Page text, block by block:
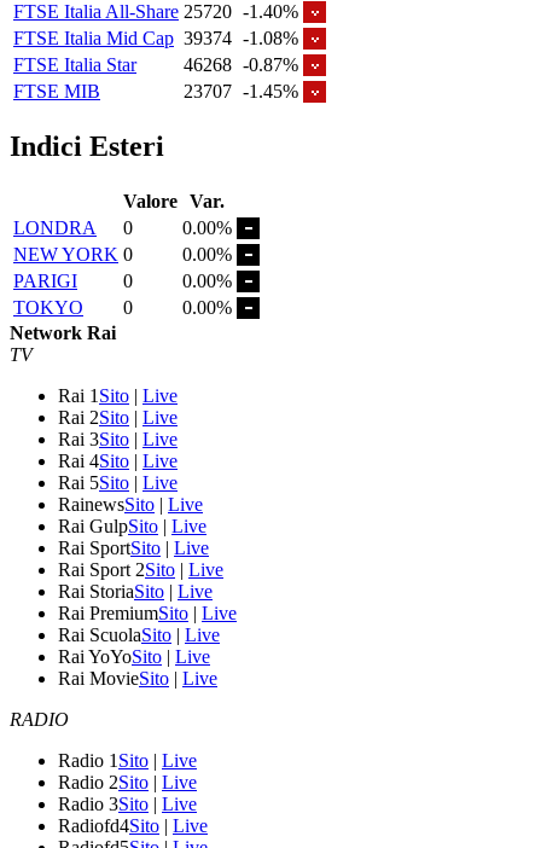
FTSE Italia All-Share 25720 -1.40%
FTSE Italia Mid Cap 39374 -1.08%
FTSE Italia Star
46268 -0.87%
FTSE MIB
23707 -1.45%
Indici Esteri
Valore Var.
LONDRA
0
0.00%
NEW YORK 0
0.00%
PARIGI
0
0.00%
TOKYO
0
0.00%
Network Rai
TV
Rai 1 Sito | Live
Rai 2Sito | Live
Rai 3Sito | Live
Rai 4Sito | Live
Rai 5Sito | Live
RainewsSito | Live
Rai GulpSito | Live
Rai SportSito | Live
Rai Sport 2Sito | Live
Rai StoriaSito | Live
Rai PremiumSito | Live
Rai ScuolaSito | Live
Rai YoYoSito | Live
Rai MovieSito | Live
RADIO
Radio 1 Sito | Live
Radio 2Sito | Live
Radio 3Sito | Live
Radiofd4Sito | Live